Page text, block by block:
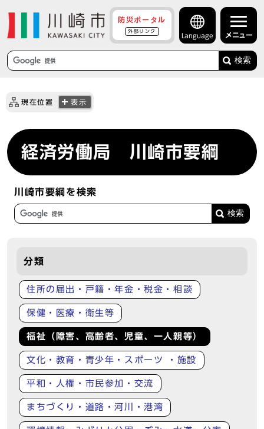
防災ポータル
外部リンク
Language メニュー
検索
現在位置 表示
経済労働局 川崎市要綱
川崎市要綱を検索
分類
住所の届出・戸籍・年金・税金・相談
保健・医療・衛生等
福祉（障害、高齢者、児童、一人親等）
文化・教育・青少年・スポーツ ・施設
平和・人権・市民参加・交流
まちづくり・道路・河川・港湾